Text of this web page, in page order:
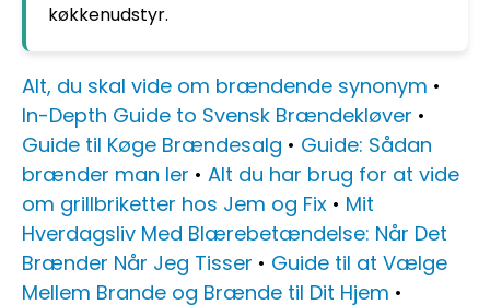
køkkenudstyr.
Alt, du skal vide om brændende synonym •
In-Depth Guide to Svensk Brændekløver •
Guide til Køge Brændesalg • Guide: Sådan
brænder man ler • Alt du har brug for at vide
om grillbriketter hos Jem og Fix • Mit
Hverdagsliv Med Blærebetændelse: Når Det
Brænder Når Jeg Tisser • Guide til at Vælge
Mellem Brande og Brænde til Dit Hjem •